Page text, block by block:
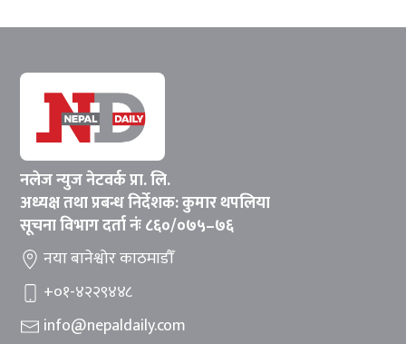
नलेज न्युज नेटवर्क प्रा. लि.
अध्यक्ष तथा प्रबन्ध निर्देशक: कुमार थपलिया
सूचना विभाग दर्ता नंः ८६०/०७५–७६
नया बानेश्वोर काठमाडौँ
+०१-४२२९४४८
info@nepaldaily.com